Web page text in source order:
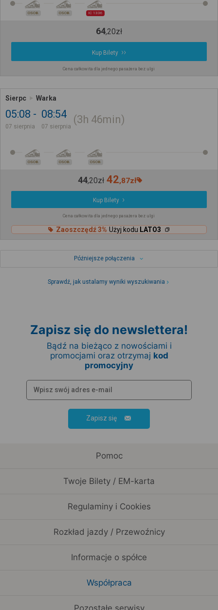
OSOB. OSOB. IC 1336
64,20zł
Kup Bilety
Cena całkowita dla jednego pasażera bez ulgi
Sierpc Warka
05:08
07 sierpnia
08:54
07 sierpnia
3h 46min
OSOB. OSOB. OSOB.
44,20zł 42,87zł
Kup Bilety
Cena całkowita dla jednego pasażera bez ulgi
Zaoszczędź 3% Użyj kodu LATO3
Późniejsze połączenia
Sprawdź, jak ustalamy wyniki wyszukiwania
Zapisz się do newslettera!
Bądź na bieżąco z nowościami i
promocjami oraz otrzymaj kod
promocyjny
Zapisz się
Pomoc
Twoje Bilety / EM-karta
Regulaminy i Cookies
Rozkład jazdy / Przewoźnicy
Informacje o spółce
Współpraca
Pozostałe serwisy